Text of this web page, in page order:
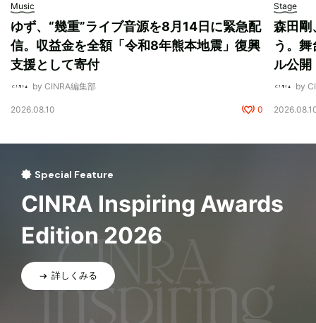
Music
ゆず、“幾重”ライブ音源を8月14日に緊急配
信。収益金を全額「令和8年熊本地震」復興
支援として寄付
by CINRA編集部
2026.08.10 0
Stage
森田剛
う。
ル公開
by
Special Feature
CINRA Inspiring Awards
Edition 2026
詳しくみる